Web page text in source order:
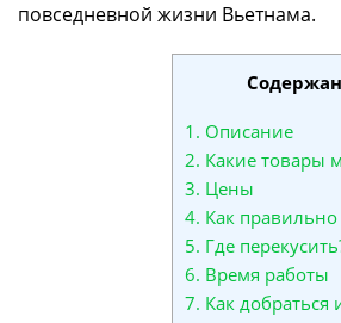
повседневной жизни Вьетнама.
1. Описание
2. Какие товары
3. Цены
4. Как правильно
5. Где
6. Время работы
7. Как добраться